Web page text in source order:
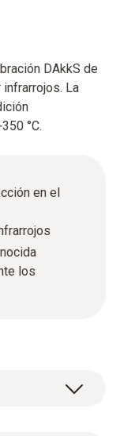
DAkkS de
La
°C.
en el
los